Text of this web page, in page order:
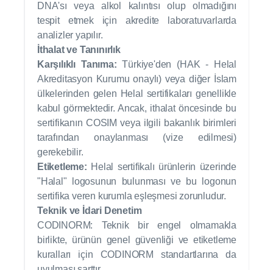
DNA'sı veya alkol kalıntısı olup olmadığını
tespit etmek için akredite laboratuvarlarda
analizler yapılır.
İthalat ve Tanınırlık
Karşılıklı Tanıma: Türkiye'den (HAK - Helal
Akreditasyon Kurumu onaylı) veya diğer İslam
ülkelerinden gelen Helal sertifikaları genellikle
kabul görmektedir. Ancak, ithalat öncesinde bu
sertifikanın COSIM veya ilgili bakanlık birimleri
tarafından onaylanması (vize edilmesi)
gerekebilir.
Etiketleme: Helal sertifikalı ürünlerin üzerinde
"Halal" logosunun bulunması ve bu logonun
sertifika veren kurumla eşleşmesi zorunludur.
Teknik ve İdari Denetim
CODINORM: Teknik bir engel olmamakla
birlikte, ürünün genel güvenliği ve etiketleme
kuralları için CODINORM standartlarına da